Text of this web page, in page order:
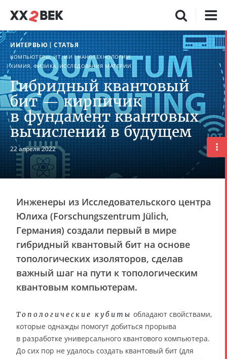
ИНТЕРВЬЮ СТАТЬЯ
КОМПЬЮТЕРЫ, ИТ, ИИ
НАНОТЕХНОЛОГИИ
ХИМИЯ, ФИЗИКА, ИССЛЕДОВАНИЯ МАТЕРИИ
Гибридный квантовый
бит — кирпичик
в фундамент квантовых
вычислений в будущем
22 апреля 2022
Инженеры из Исследовательского центра
Юлиха (Forschungszentrum Jülich,
Германия) создали первый в мире
гибридный квантовый бит на основе
топологических изоляторов, сделав
важный шаг на пути к топологическим
квантовым компьютерам.
Топологические кубиты обладают свойствами,
которые однажды помогут добиться прорыва
в разработке универсального квантового компьютера.
До сих пор не удалось создать квантовый бит (для